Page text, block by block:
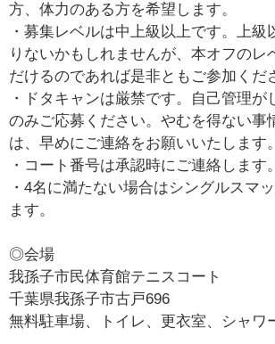
方、体力のある方を希望します。
・募集レベルは中上級以上です。上級
りないかもしれませんが、本オフのレ
だけるのであれば是非ともご参加くだ
・ドタキャンは厳禁です。自己管理が
のみご応募ください。やむを得ない事
は、早めにご連絡をお願いいたします。
・コート番号は承認時にご連絡します。
・4名に満たない場合はシングルスマ
ます。
◎会場
我孫子市民体育館テニスコート
千葉県我孫子市古戸696
無料駐車場、トイレ、更衣室、シャワ